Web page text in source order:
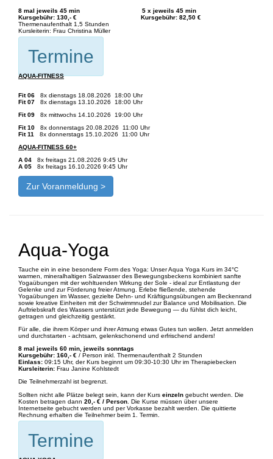
8 mal jeweils 45 min 5 x jeweils 45 min
Kursgebühr: 130,- € Kursgebühr: 82,50 €
Thermenaufenthalt 1,5 Stunden
Kursleiterin: Frau Christina Müller
Termine
AQUA-FITNESS
Fit 06 8x dienstags 18.08.2026 18:00 Uhr
Fit 07
8x dienstags 13.10.2026
18:00 Uhr
Fit 09
8x mittwochs 14.10.2026
19:00 Uhr
Fit 10
8x donnerstags 20.08.2026
11:00 Uhr
Fit 11
8x donnerstags 15.10.2026 11:00 Uhr
AQUA-FITNESS 60+
A 04
8x freitags 21.08.2026 9:45 Uhr
A 05
8x freitags 16.10.2026 9:45 Uhr
Zur Voranmeldung >
Aqua-Yoga
Tauche ein in eine besondere Form des Yoga: Unser Aqua Yoga Kurs im 34°C
warmen, mineralhaltigen Salzwasser des Bewegungsbeckens kombiniert sanfte
Yogaübungen mit der wohltuenden Wirkung der Sole - ideal zur Entlastung der
Gelenke und zur Förderung freier Atmung. Erlebe fließende, stehende
Yogaübungen im Wasser, gezielte Dehn- und Kräftigungsübungen am Beckenrand
sowie kreative Einheiten mit der Schwimmnudel zur Balance und Mobilisation. Die
Auftriebskraft des Wassers unterstützt jede Bewegung — du fühlst dich leicht,
getragen und gleichzeitig gestärkt.
Für alle, die ihrem Körper und ihrer Atmung etwas Gutes tun wollen. Jetzt anmelden
und durchstarten - achtsam, gelenkschonend und erfrischend anders!
8 mal jeweils 60 min, jeweils sonntags
Kursgebühr: 160,- € / Person inkl. Thermenaufenthalt 2 Stunden
Einlass: 09:15 Uhr, der Kurs beginnt um 09:30-10:30 Uhr im Therapiebecken
Kursleiterin: Frau Janine Kohlstedt
Die Teilnehmerzahl ist begrenzt.
Sollten nicht alle Plätze belegt sein, kann der Kurs einzeln gebucht werden. Die
Kosten betragen dann 20,- € / Person . Die Kurse müssen über unsere
Internetseite gebucht werden und per Vorkasse bezahlt werden. Die quittierte
Rechnung erhalten die Teilnehmer beim 1. Termin.
Termine